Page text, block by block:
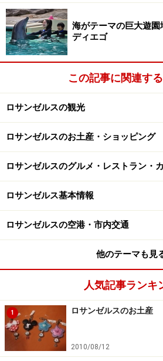
海がテーマの巨大遊
ディエゴ
この記事に関連す
ロサンゼルスの観光
ロサンゼルスのお土産・ショッピング
ロサンゼルスのグルメ・レストラン・
ロサンゼルス基本情報
ロサンゼルスの空港・市内交通
他のテーマも見
人気記事ランキ
1 ロサンゼルスのお土産
2010/08/12